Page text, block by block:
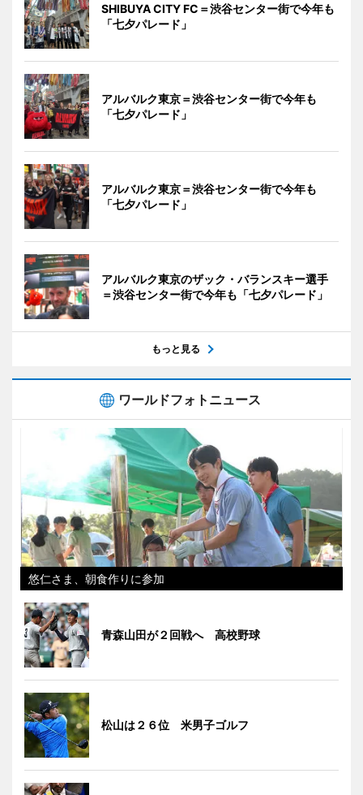
SHIBUYA CITY FC＝渋谷センター街で今年も
「七夕パレード」
アルバルク東京＝渋谷センター街で今年も
「七夕パレード」
アルバルク東京＝渋谷センター街で今年も
「七夕パレード」
アルバルク東京のザック・バランスキー選手
＝渋谷センター街で今年も「七夕パレード」
もっと見る
ワールドフォトニュース
悠仁さま、朝食作りに参加
青森山田が２回戦へ 高校野球
松山は２６位 米男子ゴルフ